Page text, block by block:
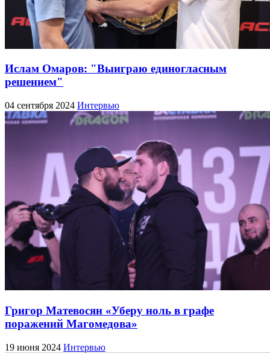
Ислам Омаров: "Выиграю единогласным
решением"
04 сентября 2024 Интервью
Григор Матевосян «Уберу ноль в графе
поражений Магомедова»
19 июня 2024 Интервью